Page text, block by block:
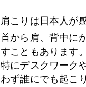
肩こりは日本人が
首から肩、背中に
すこともあります。
特にデスクワーク
わず誰にでも起こ